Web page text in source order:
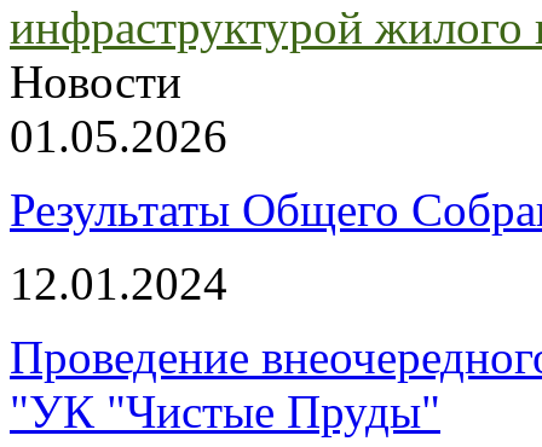
инфраструктурой жилого
Новости
01.05.2026
Результаты Общего
12.01.2024
Проведение
"УК "Чистые Пруды"